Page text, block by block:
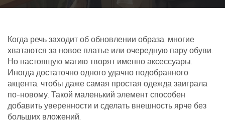
Когда речь заходит об обновлении образа, многие
хватаются за новое платье или очередную пару обуви.
Но настоящую магию творят именно аксессуары.
Иногда достаточно одного удачно подобранного
акцента, чтобы даже самая простая одежда заиграла
по-новому. Такой маленький элемент способен
добавить уверенности и сделать внешность ярче без
больших вложений.